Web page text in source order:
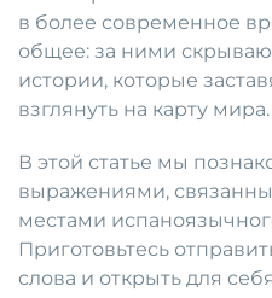
в более современное
общее: за ними
истории, которые
взглянуть на карту мира.
В этой статье мы
выражениями,
местами
Приготовьтесь
слова и открыть для